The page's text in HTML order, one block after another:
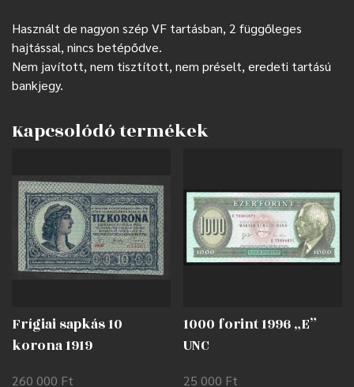
Használt de nagyon szép VF tartásban, 2 függőleges
hajtással, nincs betépődve.
Nem javított, nem tisztított, nem préselt, eredeti tartású
bankjegy.
Kapcsolódó termékek
Frígiai sapkás 10
korona 1919
260 000 Ft
1000 forint 1996 „E”
UNC
25 000 Ft